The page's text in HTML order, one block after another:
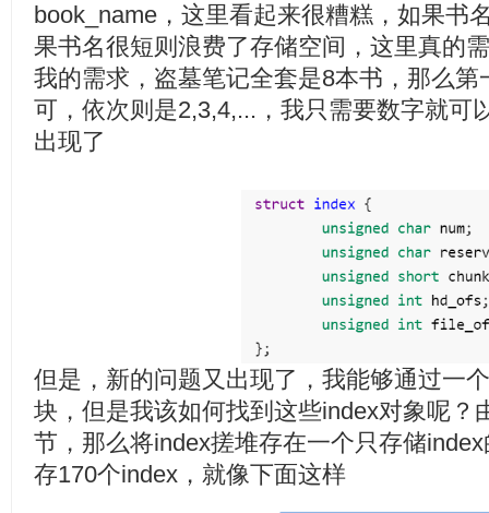
book_name，这里看起来很糟糕，如果书
果书名很短则浪费了存储空间，这里真的
我的需求，盗墓笔记全套是8本书，那么
可，依次则是2,3,4,...，我只需要数字就可
出现了
但是，新的问题又出现了，我能够通过一
块，但是我该如何找到这些index对象呢？
节，那么将index搓堆存在一个只存储
存170个index，就像下面这样